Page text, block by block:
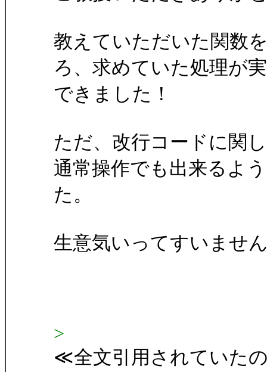
教えていただいた関数
ろ、求めていた処理が
できました！
ただ、改行コードに関
通常操作でも出来るよ
た。
生意気いってすいませ
>
≪全文引用されていた